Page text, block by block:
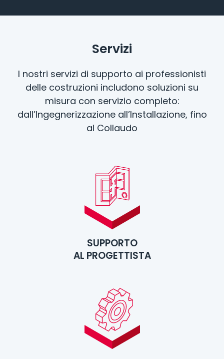
Servizi
I nostri servizi di supporto ai professionisti
delle costruzioni includono soluzioni su
misura con servizio completo:
dall’Ingegnerizzazione all’Installazione, fino
al Collaudo
SUPPORTO
AL PROGETTISTA